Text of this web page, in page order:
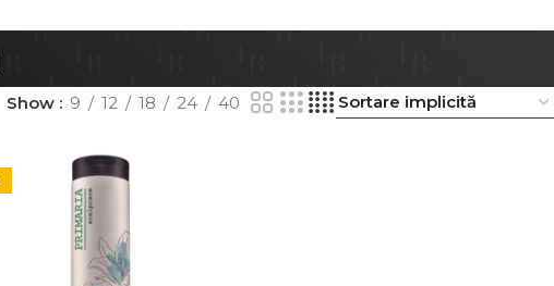
Show 9 12 18 24 40